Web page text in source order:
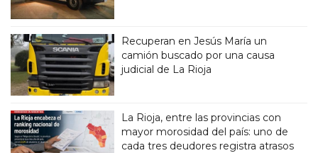
Recuperan en Jesús María un
camión buscado por una causa
judicial de La Rioja
La Rioja, entre las provincias con
mayor morosidad del país: uno de
cada tres deudores registra atrasos